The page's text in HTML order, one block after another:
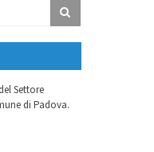
Settore
di Padova.